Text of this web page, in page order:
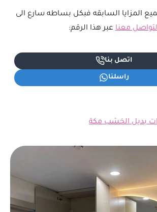
المزايا السابقه فبكل بساطه سارع الى
معناعبر هذا الرقم:
اتصل بنا
راسلنا
بديل الخشب مكة